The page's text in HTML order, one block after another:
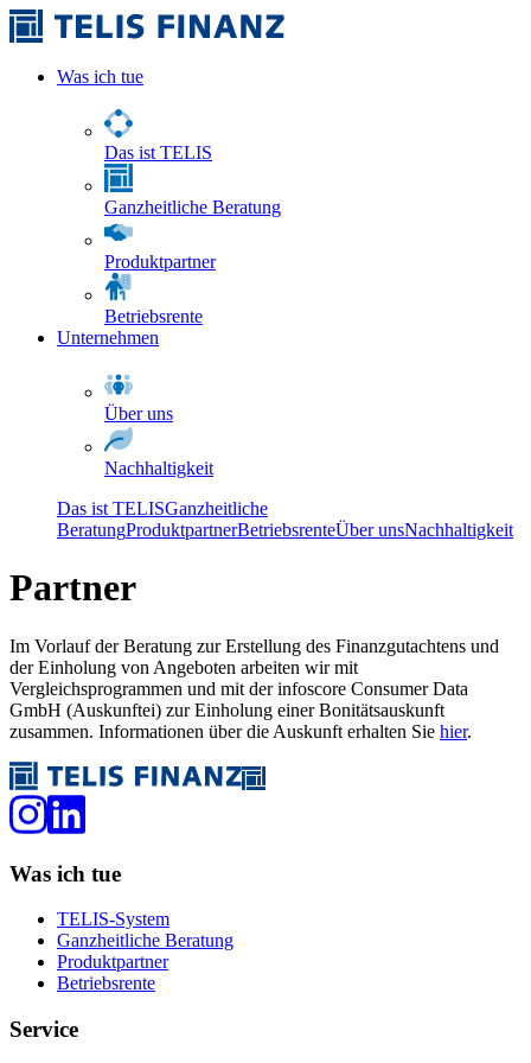
Was ich tue
Das ist TELIS
Ganzheitliche Beratung
Produktpartner
Betriebsrente
Unternehmen
Über uns
Nachhaltigkeit
Das ist TELISGanzheitliche
BeratungProduktpartnerBetriebsrenteÜber unsNachhaltigkeit
Partner
Im Vorlauf der Beratung zur Erstellung des Finanzgutachtens und
der Einholung von Angeboten arbeiten wir mit
Vergleichsprogrammen und mit der infoscore Consumer Data
GmbH (Auskunftei) zur Einholung einer Bonitätsauskunft
zusammen. Informationen über die Auskunft erhalten Sie hier.
Was ich tue
TELIS-System
Ganzheitliche Beratung
Produktpartner
Betriebsrente
Service